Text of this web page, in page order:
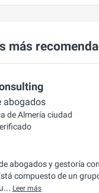
más
abogados
de Almería ciudad
abogados y gestoría
compuesto de un
Leer más